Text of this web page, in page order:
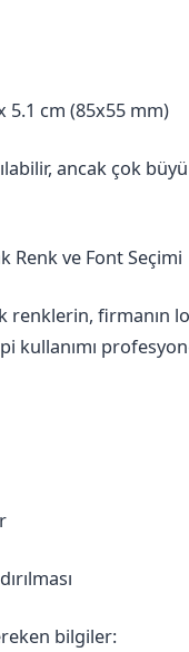
5.1 cm (85x55 mm)
ancak çok
Renk ve Font Seçimi
renklerin, firmanın
kullanımı
bilgiler: